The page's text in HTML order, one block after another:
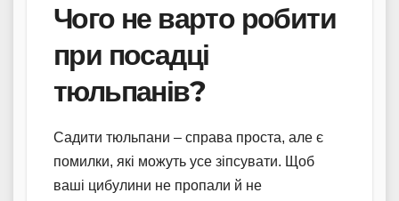
Чого не варто робити
при посадці
тюльпанів?
Садити тюльпани – справа проста, але є
помилки, які можуть усе зіпсувати. Щоб
ваші цибулини не пропали й не